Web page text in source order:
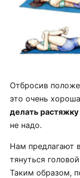
Отбросив
это очень
делать
не надо.
Нам предлагают
тянуться
Таким образом,